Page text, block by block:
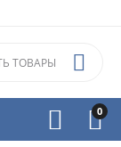
0


